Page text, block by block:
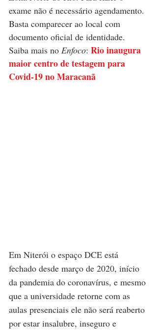
exame não é necessário agendamento.
Basta comparecer ao local com
documento oficial de identidade.
Saiba mais no Enfoco: Rio inaugura
maior centro de testagem para
Covid-19 no Maracanã
Em Niterói o espaço DCE está
fechado desde março de 2020, início
da pandemia do coronavírus, e mesmo
que a universidade retorne com as
aulas presenciais ele não será reaberto
por estar insalubre, inseguro e